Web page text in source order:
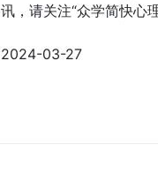
讯，请关注“众学简快心
2024-03-27